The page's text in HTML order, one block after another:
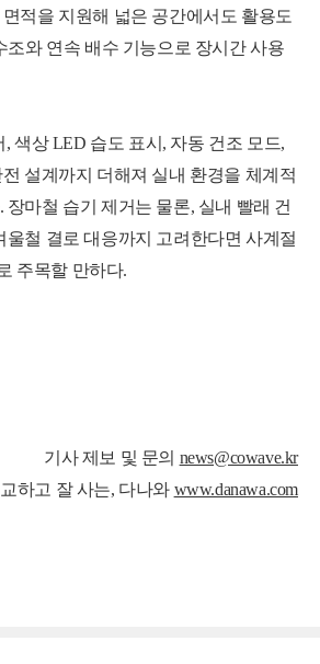
적을 지원해 넓은 공간에서도 활용도
조와 연속 배수 기능으로 장시간 사용
색상 LED 습도 표시, 자동 건조 모드,
설계까지 더해져 실내 환경을 체계적
장마철 습기 제거는 물론, 실내 빨래 건
울철 결로 대응까지 고려한다면 사계절
주목할 만하다.
기사 제보 및 문의 news@cowave.kr
하고 잘 사는, 다나와 www.danawa.com